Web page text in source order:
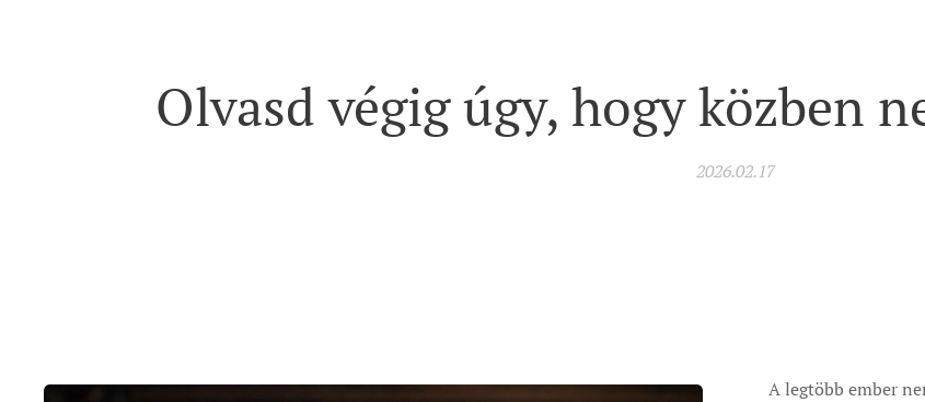
Olvasd végig úgy, hogy közben
2026.02.17
A legtöbb ember